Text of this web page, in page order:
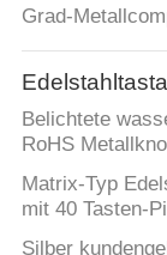
Grad-
Belichtete
RoHS
Matrix-Typ
mit 40 Tasten-
Silber